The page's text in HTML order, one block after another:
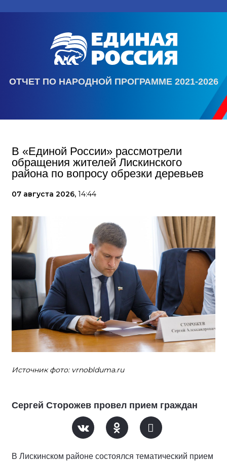
ОТЧЕТ ПО НАРОДНОЙ ПРОГРАММЕ 2021-2026
В «Единой России» рассмотрели
обращения жителей Лискинского
района по вопросу обрезки деревьев
07 августа 2026, 14:44
Источник фото: vrnoblduma.ru
Сергей Сторожев провел прием граждан
В Лискинском районе состоялся тематический прием